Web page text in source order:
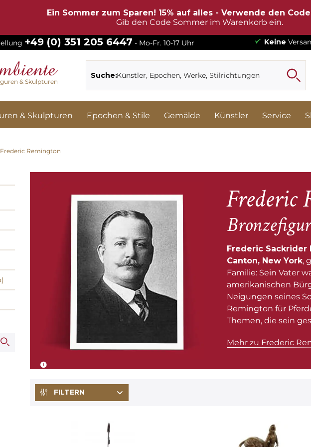
Ein Sommer zum Sparen! 15% auf alles - Verwende den
Gib den Code Sommer im Warenkorb ein.
+49 (0) 351 205 6447 - Mo-Fr. 10-17 Uhr Keine
& Skulpturen
Suche:
& Skulpturen Epochen & Stile Gemälde Künstler Service
Frederic Remington
Frederic
Frederic Sackrider
Canton, New York,
Familie: Sein Vater
amerikanischen
Neigungen seines
Remington für
Themen, die sein
Mehr zu Frederic
FILTERN